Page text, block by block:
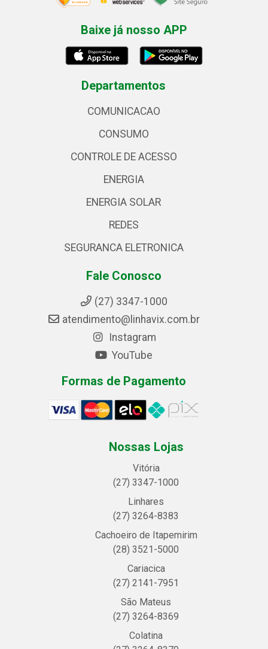
Baixe já nosso APP
Departamentos
COMUNICACAO
CONSUMO
CONTROLE DE ACESSO
ENERGIA
ENERGIA SOLAR
REDES
SEGURANCA ELETRONICA
Fale Conosco
(27) 3347-1000
atendimento@linhavix.com.br
Instagram
YouTube
Formas de Pagamento
Nossas Lojas
Vitória
(27) 3347-1000
Linhares
(27) 3264-8383
Cachoeiro de Itapemirim
(28) 3521-5000
Cariacica
(27) 2141-7951
São Mateus
(27) 3264-8369
Colatina